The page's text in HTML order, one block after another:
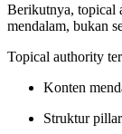
Berikutnya, topical
mendalam, bukan
Topical authority
Konten
Struktur